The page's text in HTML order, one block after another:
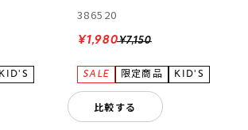
386520
¥7,150
¥1,980
比較する